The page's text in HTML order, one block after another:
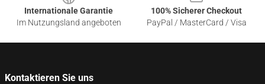
Internationale Garantie
Im Nutzungsland angeboten
100% Sicherer Checkout
PayPal / MasterCard / Visa
Kontaktieren Sie uns